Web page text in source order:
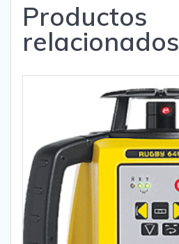
Productos
relacionados